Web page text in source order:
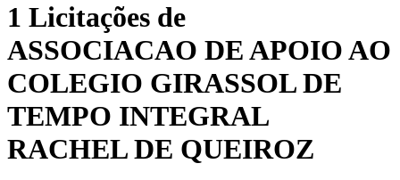
1 Licitações de
ASSOCIACAO DE APOIO AO
COLEGIO GIRASSOL DE
TEMPO INTEGRAL
RACHEL DE QUEIROZ